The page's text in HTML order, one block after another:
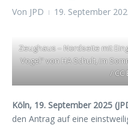
Von JPD 19. September
Zeughaus – Nordseite mit
Vogel“ von HA Schult, im
/ CC
Köln, 19. September 2025
den Antrag auf eine